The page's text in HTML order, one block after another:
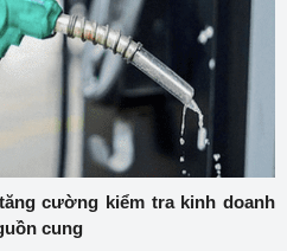
cường kiểm tra kinh doanh
cung